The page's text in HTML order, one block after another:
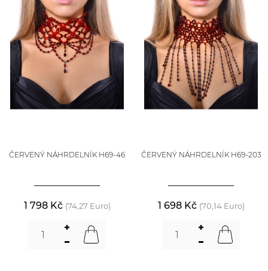
ČERVENÝ NÁHRDELNÍK H69-46
1 798 Kč (74,27 Euro)
ČERVENÝ NÁHRDELNÍK H69-203
1 698 Kč (70,14 Euro)